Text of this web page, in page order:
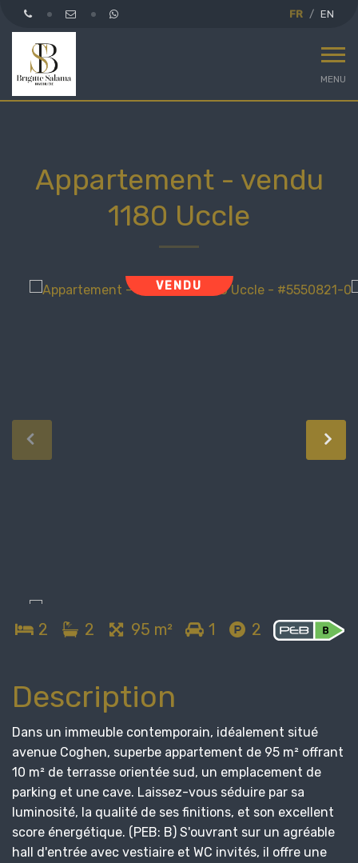
FR EN
MENU
Appartement - vendu
1180 Uccle
VENDU
2 2 95 m² 1 2
Description
Dans un immeuble contemporain, idéalement situé
avenue Coghen, superbe appartement de 95 m² offrant
10 m² de terrasse orientée sud, un emplacement de
parking et une cave. Laissez-vous séduire par sa
luminosité, la qualité de ses finitions, et son excellent
score énergétique. (PEB: B) S'ouvrant sur un agréable
hall d'entrée avec vestiaire et WC invités, il offre une